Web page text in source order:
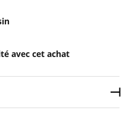
avec cet achat